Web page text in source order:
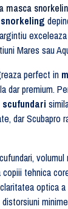
masca
Mares sau
perfect in
dar premium.
dar Scubapro
tehnica
optica